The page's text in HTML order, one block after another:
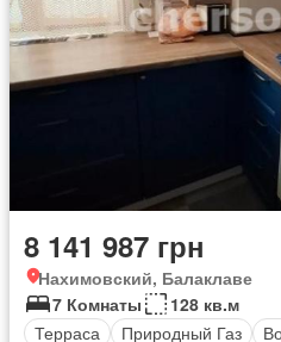
8 141 987 грн
Нахимовский, Балаклаве
7 Комнаты
128 кв.м
Терраса
Природный Газ